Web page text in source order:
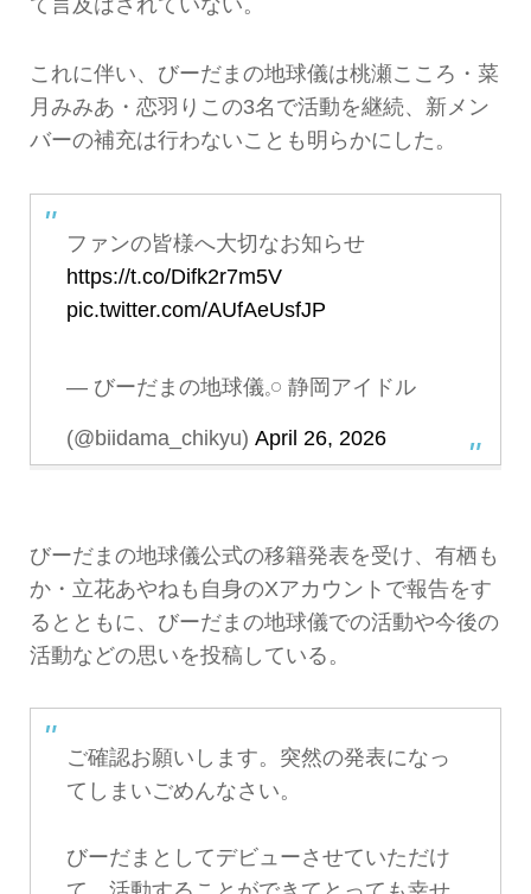
て言及はされていない。
これに伴い、びーだまの地球儀は桃瀬こころ・菜
月みみあ・恋羽りこの3名で活動を継続、新メン
バーの補充は行わないことも明らかにした。
ファンの皆様へ大切なお知らせ
https://t.co/Difk2r7m5V
pic.twitter.com/AUfAeUsfJP
— びーだまの地球儀𓈒𓏸 静岡アイドル
(@biidama_chikyu) April 26, 2026
びーだまの地球儀公式の移籍発表を受け、有栖も
か・立花あやねも自身のXアカウントで報告をす
るとともに、びーだまの地球儀での活動や今後の
活動などの思いを投稿している。
ご確認お願いします。突然の発表になっ
てしまいごめんなさい。
びーだまとしてデビューさせていただけ